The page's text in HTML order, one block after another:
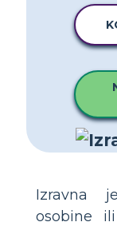
Izravna
osobine